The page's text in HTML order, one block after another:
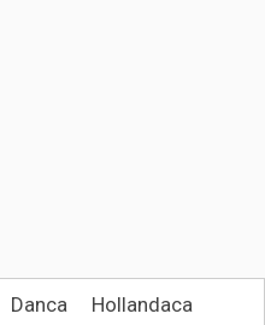
Danca Hollandaca